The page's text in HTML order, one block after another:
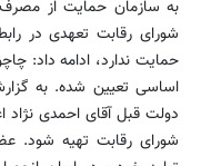
به سازمان حمایت از مصرف
شورای رقابت تعهدی در
اساسی تعیین شده. به
دولت قبل آقای احمدی نژاد
شورای رقابت تهیه شود.